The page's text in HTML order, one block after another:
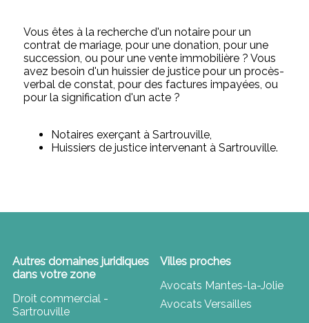
Vous êtes à la recherche d'un notaire pour un
contrat de mariage, pour une donation, pour une
succession, ou pour une vente immobilière ? Vous
avez besoin d'un huissier de justice pour un procès-
verbal de constat, pour des factures impayées, ou
pour la signification d'un acte ?
Notaires exerçant à Sartrouville,
Huissiers de justice intervenant à Sartrouville.
Autres domaines juridiques
dans votre zone
Droit commercial -
Sartrouville
Villes proches
Avocats Mantes-la-Jolie
Avocats Versailles